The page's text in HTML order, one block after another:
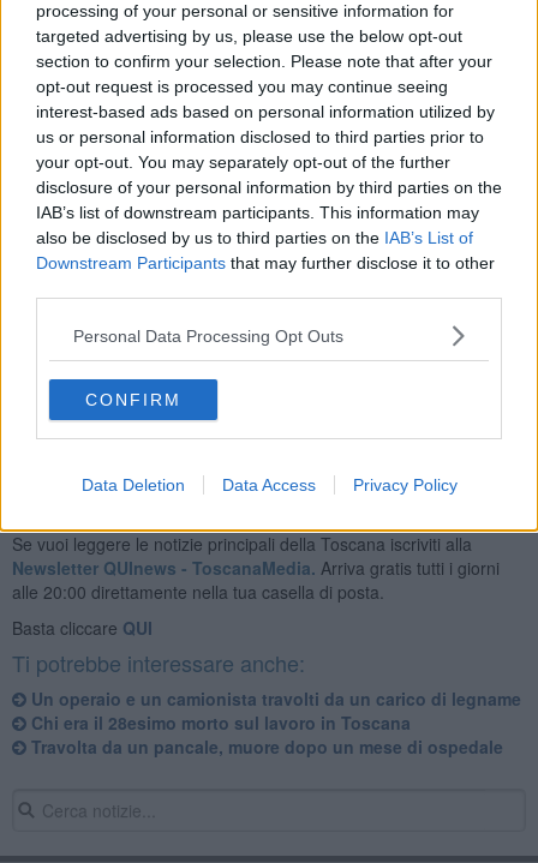
processing of your personal or sensitive information for
targeted advertising by us, please use the below opt-out
section to confirm your selection. Please note that after your
opt-out request is processed you may continue seeing
interest-based ads based on personal information utilized by
us or personal information disclosed to third parties prior to
your opt-out. You may separately opt-out of the further
disclosure of your personal information by third parties on the
IAB’s list of downstream participants. This information may
also be disclosed by us to third parties on the IAB’s List of
Downstream Participants that may further disclose it to other
Personal Data Processing Opt Outs
CONFIRM
Data Deletion Data Access Privacy Policy
MANCIANO —Oltre ai operai rimasti feriti in una falegnameria a
Quarrata, nel pistoiese, ieri si è verificato un altro grave incidente
sul lavoro in un cantiere edile di Manciano. Per cause ancora da
chiarire un muratore albanese di 47 anni, residente a Foligno, ha
riportato un grave trauma da schiacciamento, con perdita di
sangue dalle orecchie.
La notizia è riportata sul quotidiano La Nazione.
Dopo i primi soccorsi, il muratore è stato trasferito con l'elisoccorso
all'ospedale di Orbetello. In corso le indagini per ricostruire la
dinamica del grave infortunio.
Se vuoi leggere le notizie principali della Toscana iscriviti alla
Newsletter QUInews - ToscanaMedia. Arriva gratis tutti i giorni
alle 20:00 direttamente nella tua casella di posta.
Basta cliccare QUI
Ti potrebbe interessare anche:
Un operaio e un camionista travolti da un carico di legname
Chi era il 28esimo morto sul lavoro in Toscana
Travolta da un pancale, muore dopo un mese di ospedale